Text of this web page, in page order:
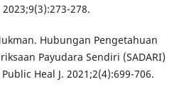
278.
Hubungan Pengetahuan
Payudara Sendiri (SADARI)
Heal J. 2021;2(4):699-706.